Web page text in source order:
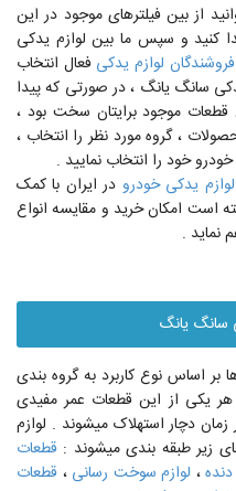
از بین فیلترهای موجود در این
کنید و سپس ما بین لوازم یدکی
فروشندگان لوازم یدکی فعال انتخاب
سانگ یانگ ، در صورتی که پیدا
قطعات موجود برایتان سخت بود ،
، گروه مورد نظر را انتخاب ،
خود را انتخاب نمایید .
یدکی خودرو در ایران با کمک
است امکان خرید و مقایسه انواع
نماید .
سانگ یانگ
اساس نوع کاربرد به گروه بندی
یکی از این قطعات عمر مفیدی
زمان دچار استهلاک میشوند . لوازم
زیر طبقه بندی میشوند : قطعات
، لوازم سوخت رسانی ، قطعات